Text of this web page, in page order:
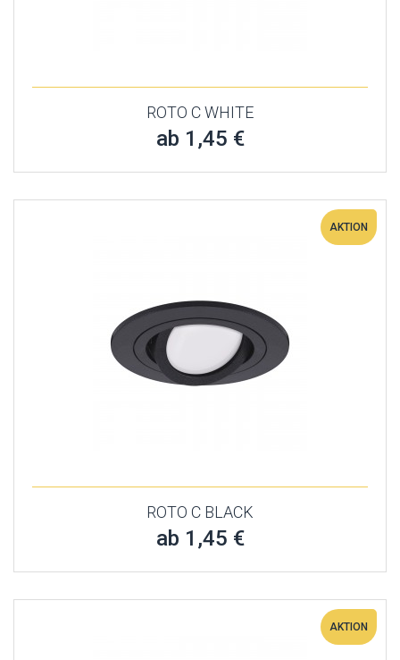
ROTO C WHITE
ab 1,45 €
AKTION
ROTO C BLACK
ab 1,45 €
AKTION